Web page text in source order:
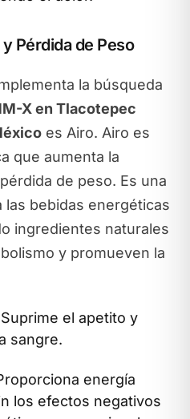
Pérdida de Peso
la búsqueda
X en Tlacotepec
es Airo. Airo es
que aumenta la
de peso. Es una
las bebidas energéticas
ingredientes naturales
y promueven la
el apetito y
sangre.
energía
los efectos negativos